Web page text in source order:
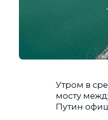
Утром в
мосту
Путин